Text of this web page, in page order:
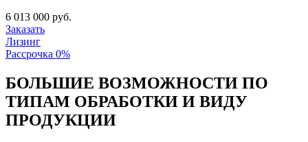
6 013 000 руб.
Заказать
Лизинг
Рассрочка 0%
БОЛЬШИЕ ВОЗМОЖНОСТИ ПО
ТИПАМ ОБРАБОТКИ И ВИДУ
ПРОДУКЦИИ